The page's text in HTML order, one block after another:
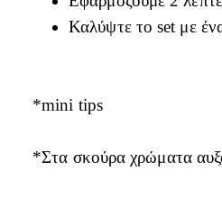
Καλύψτε το set με
*mini tips
*Στα σκούρα χρώματα